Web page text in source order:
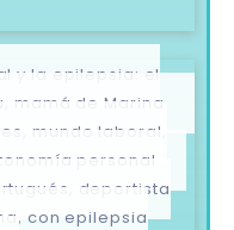
y la epilepsia: el
mamá de Marina
mundo laboral,
personal
deportista
con epilepsia